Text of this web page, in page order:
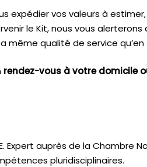
expédier vos valeurs à
le Kit, nous vous
même qualité de service qu’en
rendez-vous à votre domicile
Expert auprès de laChambre
pluridisciplinaires.